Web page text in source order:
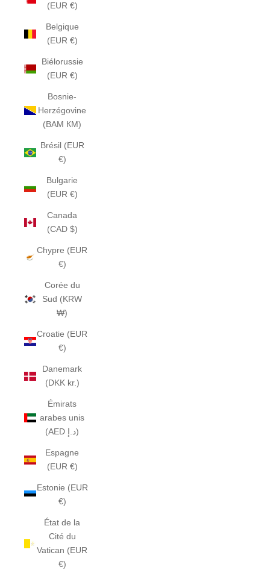
(EUR €)
Belgique
(EUR €)
Biélorussie
(EUR €)
Bosnie-
Herzégovine
(BAM КМ)
Brésil (EUR
€)
Bulgarie
(EUR €)
Canada
(CAD $)
Chypre (EUR
€)
Corée du
Sud (KRW
₩)
Croatie (EUR
€)
Danemark
(DKK kr.)
Émirats
arabes unis
(AED د.إ)
Espagne
(EUR €)
Estonie (EUR
€)
État de la
Cité du
Vatican (EUR
€)